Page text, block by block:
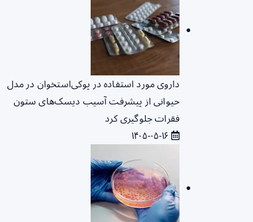
داروی مورد استفاده در پوکی‌استخوان در مدل
حیوانی از پیشرفت آسیب دیسک‌های ستون
فقرات جلوگیری کرد